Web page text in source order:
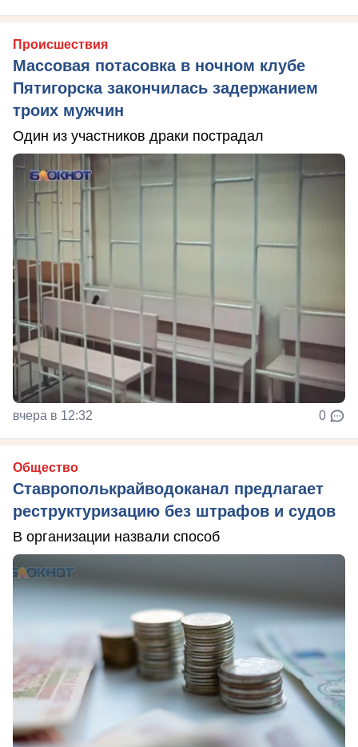
Происшествия
Массовая потасовка в ночном клубе
Пятигорска закончилась задержанием
троих мужчин
Один из участников драки пострадал
вчера в 12:32 0
Общество
Ставрополькрайводоканал предлагает
реструктуризацию без штрафов и судов
В организации назвали способ